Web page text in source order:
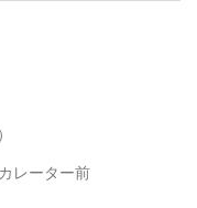
レーター前